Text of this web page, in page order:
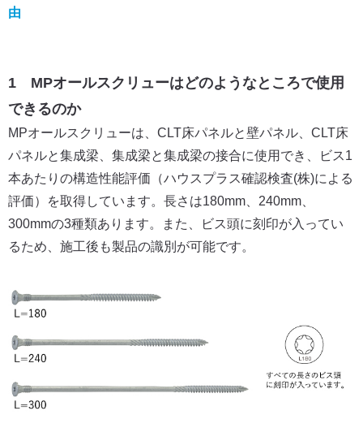
由
1 MPオールスクリューはどのようなところで使用
できるのか
MPオールスクリューは、CLT床パネルと壁パネル、CLT床
パネルと集成梁、集成梁と集成梁の接合に使用でき、ビス1
本あたりの構造性能評価（ハウスプラス確認検査(株)による
評価）を取得しています。長さは180mm、240mm、
300mmの3種類あります。また、ビス頭に刻印が入ってい
るため、施工後も製品の識別が可能です。